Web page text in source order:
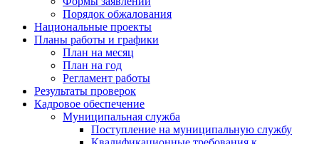
Порядок обжалования
Национальные проекты
Планы работы и графики
План на месяц
План на год
Регламент работы
Результаты проверок
Кадровое обеспечение
Муниципальная служба
Поступление на муниципальную службу